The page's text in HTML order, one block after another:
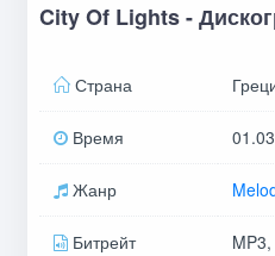
City Of Lights -
Страна
Время
Жанр
Битрейт